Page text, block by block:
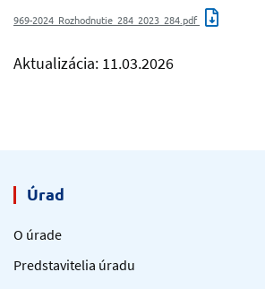
969-2024_Rozhodnutie_284_2023_284.pdf
Aktualizácia: 11.03.2026
Úrad
O úrade
Predstavitelia úradu